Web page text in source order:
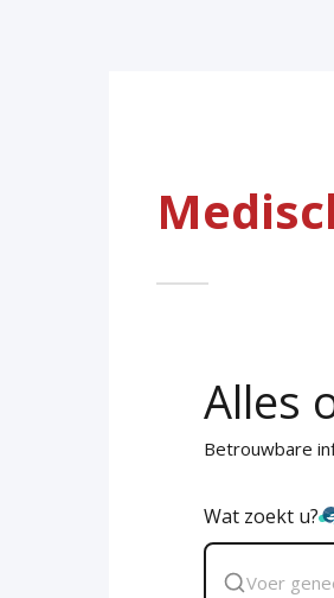
Alles
Betrouwbare
Wat zoekt u?
Zoek
geneesmiddel